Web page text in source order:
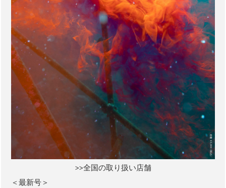
>>全国の取り扱い店舗
＜最新号＞